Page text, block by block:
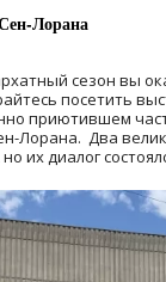
Лорана
сезон вы
посетить
приютившем
Лорана. Два
их диалог